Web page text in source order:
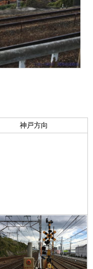
神戸方向